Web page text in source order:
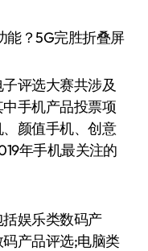
评选大赛共涉及
手机产品投票项
颜值手机、创意
年手机最关注的
娱乐类数码产
产品评选;电脑类